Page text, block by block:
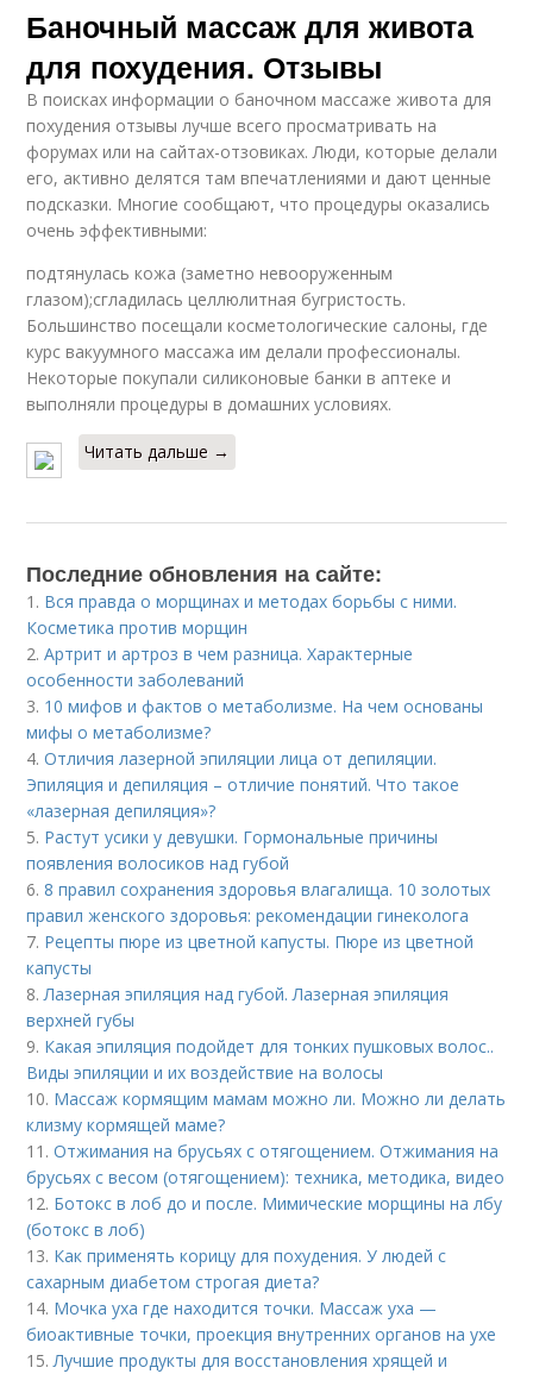
Баночный массаж для живота
для похудения. Отзывы
В поисках информации о баночном массаже живота для
похудения отзывы лучше всего просматривать на
форумах или на сайтах-отзовиках. Люди, которые делали
его, активно делятся там впечатлениями и дают ценные
подсказки. Многие сообщают, что процедуры оказались
очень эффективными:
подтянулась кожа (заметно невооруженным
глазом);сгладилась целлюлитная бугристость.
Большинство посещали косметологические салоны, где
курс вакуумного массажа им делали профессионалы.
Некоторые покупали силиконовые банки в аптеке и
выполняли процедуры в домашних условиях.
Читать дальше →
Последние обновления на сайте:
1. Вся правда о морщинах и методах борьбы с ними.
Косметика против морщин
2.Артрит и артроз в чем разница. Характерные
особенности заболеваний
3. 10 мифов и фактов о метаболизме. На чем основаны
мифы о метаболизме?
4.Отличия лазерной эпиляции лица от депиляции.
Эпиляция и депиляция – отличие понятий. Что такое
«лазерная депиляция»?
5. Растут усики у девушки. Гормональные причины
появления волосиков над губой
6.8 правил сохранения здоровья влагалища. 10 золотых
правил женского здоровья: рекомендации гинеколога
7. Рецепты пюре из цветной капусты. Пюре из цветной
капусты
8.Лазерная эпиляция над губой. Лазерная эпиляция
верхней губы
9. Какая эпиляция подойдет для тонких пушковых волос..
Виды эпиляции и их воздействие на волосы
10. Массаж кормящим мамам можно ли. Можно ли делать
клизму кормящей маме?
11.Отжимания на брусьях с отягощением. Отжимания на
брусьях с весом (отягощением): техника, методика, видео
12. Ботокс в лоб до и после. Мимические морщины на лбу
(ботокс в лоб)
13. Как применять корицу для похудения. У людей с
сахарным диабетом строгая диета?
14. Мочка уха где находится точки. Массаж уха —
биоактивные точки, проекция внутренних органов на ухе
15.Лучшие продукты для восстановления хрящей и